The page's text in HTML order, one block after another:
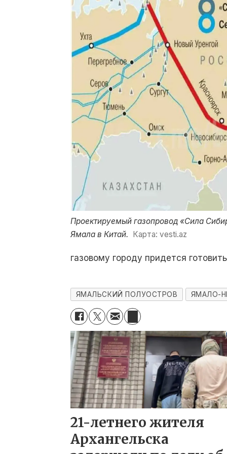
Проектируемый газопровод «Сила
Ямала в Китай. Карта: vesti.az
газовому городу придется
ЯМАЛЬСКИЙ ПОЛУОСТРОВ ЯМАЛО-
21-летнего жителя
Архангельска